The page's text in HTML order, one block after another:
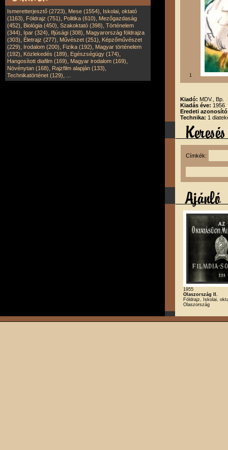
Ismeretterjesztő (2723), Mese (1554), Iskolai, oktató
(1163), Földrajz (751), Politika (610), Mezőgazdaság
(452), Biológia (450), Szakoktató (398), Történelem
(344), Ipar (324), Ifjúsági (308), Magyarország földrajza
(303), Életrajz (277), Művészet (251), Képzőművészet
(229), Irodalom (200), Fizika (192), Magyar történelem
(192), Közlekedés (189), Egészségügy (174),
Hangosított diafilm (169), Magyar irodalom (169),
Növénytan (168), Rajzfilm alapján (133),
Technikatörténet (129), 1
Kiadó: MDV., Bp.
Kiadás éve: 1956
Eredeti
Technika: 1
Címkék:
1955
Olaszország II.
Földrajz, Iskolai,
Olaszország